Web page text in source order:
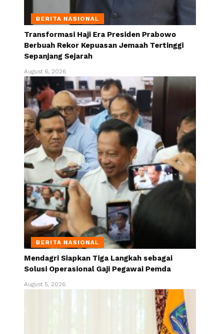
BERITA NASIONAL
Transformasi Haji Era Presiden Prabowo
Berbuah Rekor Kepuasan Jemaah Tertinggi
Sepanjang Sejarah
August 6, 2026
BERITA NASIONAL
Mendagri Siapkan Tiga Langkah sebagai
Solusi Operasional Gaji Pegawai Pemda
August 5, 2026